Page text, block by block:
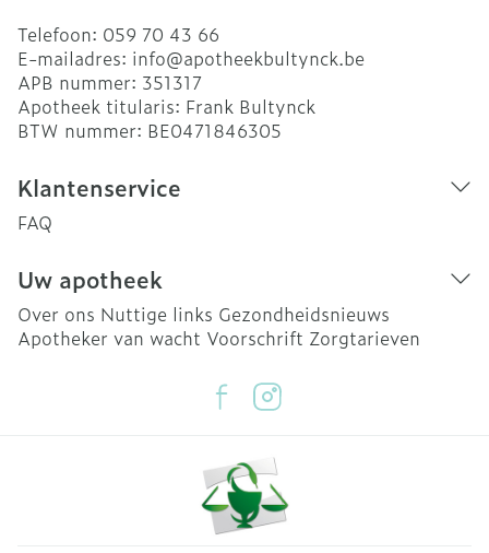
Telefoon: 059 70 43 66
E-mailadres: info@apotheekbultynck.be
APB nummer: 351317
Apotheek titularis: Frank Bultynck
BTW nummer: BE0471846305
Klantenservice
FAQ
Uw apotheek
Over ons Nuttige links Gezondheidsnieuws
Apotheker van wacht Voorschrift Zorgtarieven